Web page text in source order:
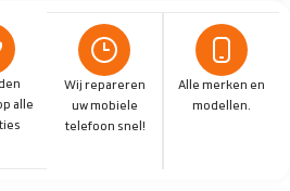
alle
Wij repareren
uw mobiele
telefoon snel!
Alle merken en
modellen.